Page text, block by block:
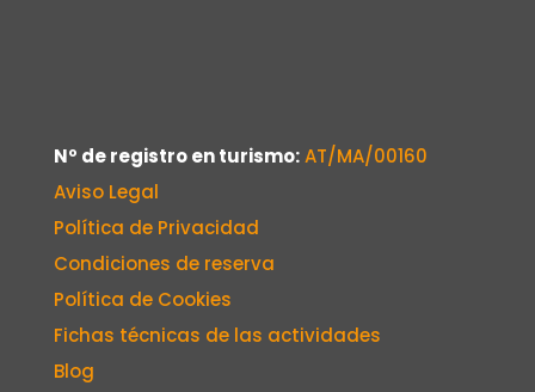
Nº de registro en turismo:AT/MA/00160
Aviso Legal
Política de Privacidad
Condiciones de reserva
Política de Cookies
Fichas técnicas de las actividades
Blog